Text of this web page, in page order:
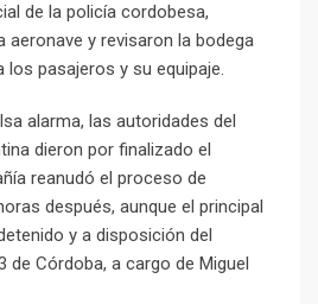
de la policía cordobesa,
aeronave y revisaron la bodega
los pasajeros y su equipaje.
alarma, las autoridades del
dieron por finalizado el
reanudó el proceso de
después, aunque el principal
y a disposición del
de Córdoba, a cargo de Miguel